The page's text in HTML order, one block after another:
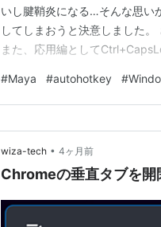
いし腱鞘炎になる…そんな思い
してしまおうと決意しました
また、応用編として
トリの操作を含みます。再現
#Maya #autohotkey #
wiza-tech • 4ヶ月前
Chromeの垂直タブを